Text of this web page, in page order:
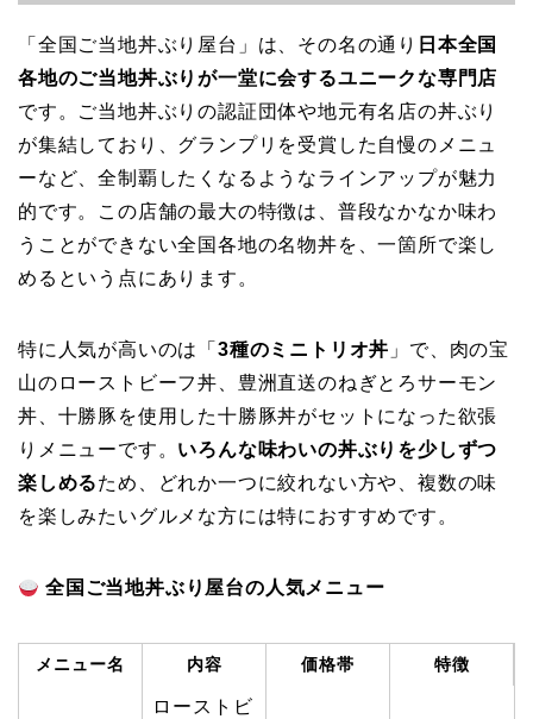
「全国ご当地丼ぶり屋台」は、その名の通り 日本全国
各地のご当地丼ぶりが一堂に会するユニークな専門店
です。ご当地丼ぶりの認証団体や地元有名店の丼ぶり
が集結しており、グランプリを受賞した自慢のメニュ
ーなど、全制覇したくなるようなラインアップが魅力
的です。この店舗の最大の特徴は、普段なかなか味わ
うことができない全国各地の名物丼を、一箇所で楽し
めるという点にあります。
特に人気が高いのは「 3種のミニトリオ丼 」で、肉の宝
山のローストビーフ丼、豊洲直送のねぎとろサーモン
丼、十勝豚を使用した十勝豚丼がセットになった欲張
りメニューです。 いろんな味わいの丼ぶりを少しずつ
楽しめるため、どれか一つに絞れない方や、複数の味
を楽しみたいグルメな方には特におすすめです。
全国ご当地丼ぶり屋台の人気メニュー
メニュー名 内容 価格帯 特徴
ローストビ